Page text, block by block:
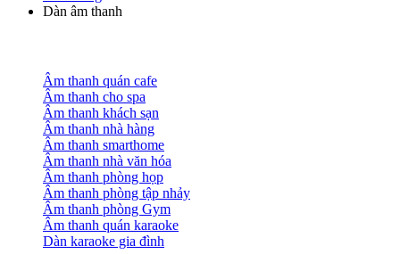
Dàn âm thanh
Âm thanh quán cafe
Âm thanh cho spa
Âm thanh khách sạn
Âm thanh nhà hàng
Âm thanh smarthome
Âm thanh nhà văn hóa
Âm thanh phòng họp
Âm thanh phòng tập nhảy
Âm thanh phòng Gym
Âm thanh quán karaoke
Dàn karaoke gia đình